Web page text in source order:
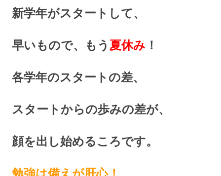
新学年がスタートして、
早いもので、もう 夏休み ！
各学年のスタートの差、
スタートからの歩みの差が、
顔を出し始めるころです。
勉強は備えが肝心！